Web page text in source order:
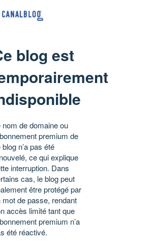
blog est
nom de domaine ou
premium de
n’a pas été
ce qui explique
interruption. Dans
cas, le blog peut
être protégé par
mot de passe, rendant
accès limité tant que
premium n’a
été réactivé.